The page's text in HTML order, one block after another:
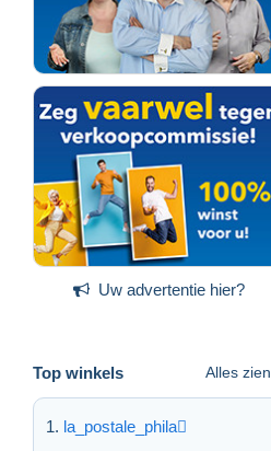
Uw advertentie hier?
Top winkels Alles zien
la_postale_phila